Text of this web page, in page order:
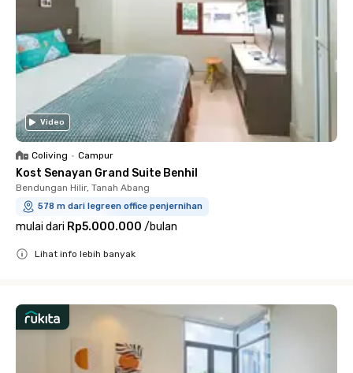
Video
Coliving • Campur
Kost Senayan Grand Suite Benhil
Bendungan Hilir, Tanah Abang
578 m dari legreen office penjernihan
mulai dari Rp5.000.000 /bulan
Lihat info lebih banyak